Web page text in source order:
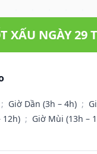
XẤU NGÀY 29
; Giờ Dần (3h – 4h) ;
12h) ; Giờ Mùi (13h –